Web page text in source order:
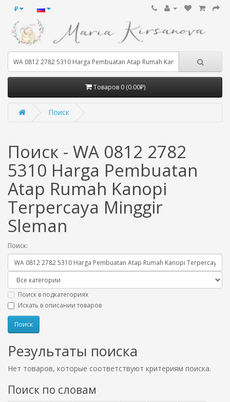
₽
Товаров 0 (0.00₽)
Поиск
Поиск - WA 0812 2782
5310 Harga Pembuatan
Atap Rumah Kanopi
Terpercaya Minggir
Sleman
Поиск:
Поиск в подкатегориях
Искать в описании товаров
Результаты поиска
Нет товаров, которые соответствуют критериям поиска.
Поиск по словам